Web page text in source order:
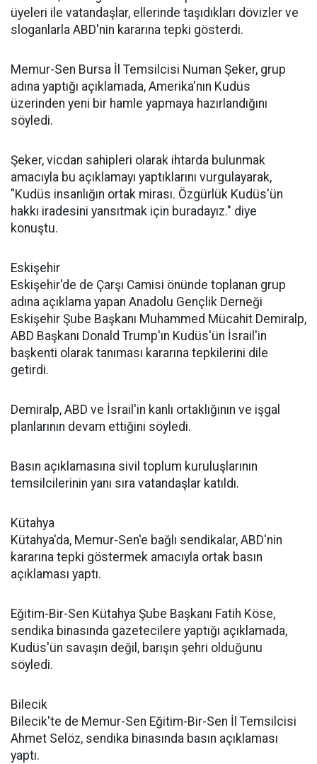
üyeleri ile vatandaşlar, ellerinde taşıdıkları dövizler ve
sloganlarla ABD'nin kararına tepki gösterdi.
Memur-Sen Bursa İl Temsilcisi Numan Şeker, grup
adına yaptığı açıklamada, Amerika'nın Kudüs
üzerinden yeni bir hamle yapmaya hazırlandığını
söyledi.
Şeker, vicdan sahipleri olarak ihtarda bulunmak
amacıyla bu açıklamayı yaptıklarını vurgulayarak,
"Kudüs insanlığın ortak mirası. Özgürlük Kudüs'ün
hakkı iradesini yansıtmak için buradayız." diye
konuştu.
Eskişehir
Eskişehir'de de Çarşı Camisi önünde toplanan grup
adına açıklama yapan Anadolu Gençlik Derneği
Eskişehir Şube Başkanı Muhammed Mücahit Demiralp,
ABD Başkanı Donald Trump'ın Kudüs'ün İsrail'in
başkenti olarak tanıması kararına tepkilerini dile
getirdi.
Demiralp, ABD ve İsrail'in kanlı ortaklığının ve işgal
planlarının devam ettiğini söyledi.
Basın açıklamasına sivil toplum kuruluşlarının
temsilcilerinin yanı sıra vatandaşlar katıldı.
Kütahya
Kütahya'da, Memur-Sen'e bağlı sendikalar, ABD'nin
kararına tepki göstermek amacıyla ortak basın
açıklaması yaptı.
Eğitim-Bir-Sen Kütahya Şube Başkanı Fatih Köse,
sendika binasında gazetecilere yaptığı açıklamada,
Kudüs'ün savaşın değil, barışın şehri olduğunu
söyledi.
Bilecik
Bilecik'te de Memur-Sen Eğitim-Bir-Sen İl Temsilcisi
Ahmet Selöz, sendika binasında basın açıklaması
yaptı.